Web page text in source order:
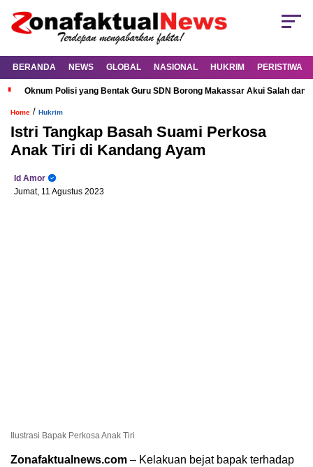
BERANDA NEWS GLOBAL NASIONAL HUKRIM PERISTIWA
Oknum Polisi yang Bentak Guru SDN Borong Makassar Akui Salah dan
Home / Hukrim
Istri Tangkap Basah Suami Perkosa
Anak Tiri di Kandang Ayam
Id Amor
Jumat, 11 Agustus 2023
Ilustrasi Bapak Perkosa Anak Tiri
Zonafaktualnews.com – Kelakuan bejat bapak terhadap